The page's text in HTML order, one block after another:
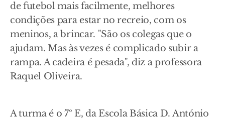
de futebol mais facilmente, melhores
condições para estar no recreio, com os
meninos, a brincar. "São os colegas que o
ajudam. Mas às vezes é complicado subir a
rampa. A cadeira é pesada", diz a professora
Raquel Oliveira.
A turma é o 7º E, da Escola Básica D. António